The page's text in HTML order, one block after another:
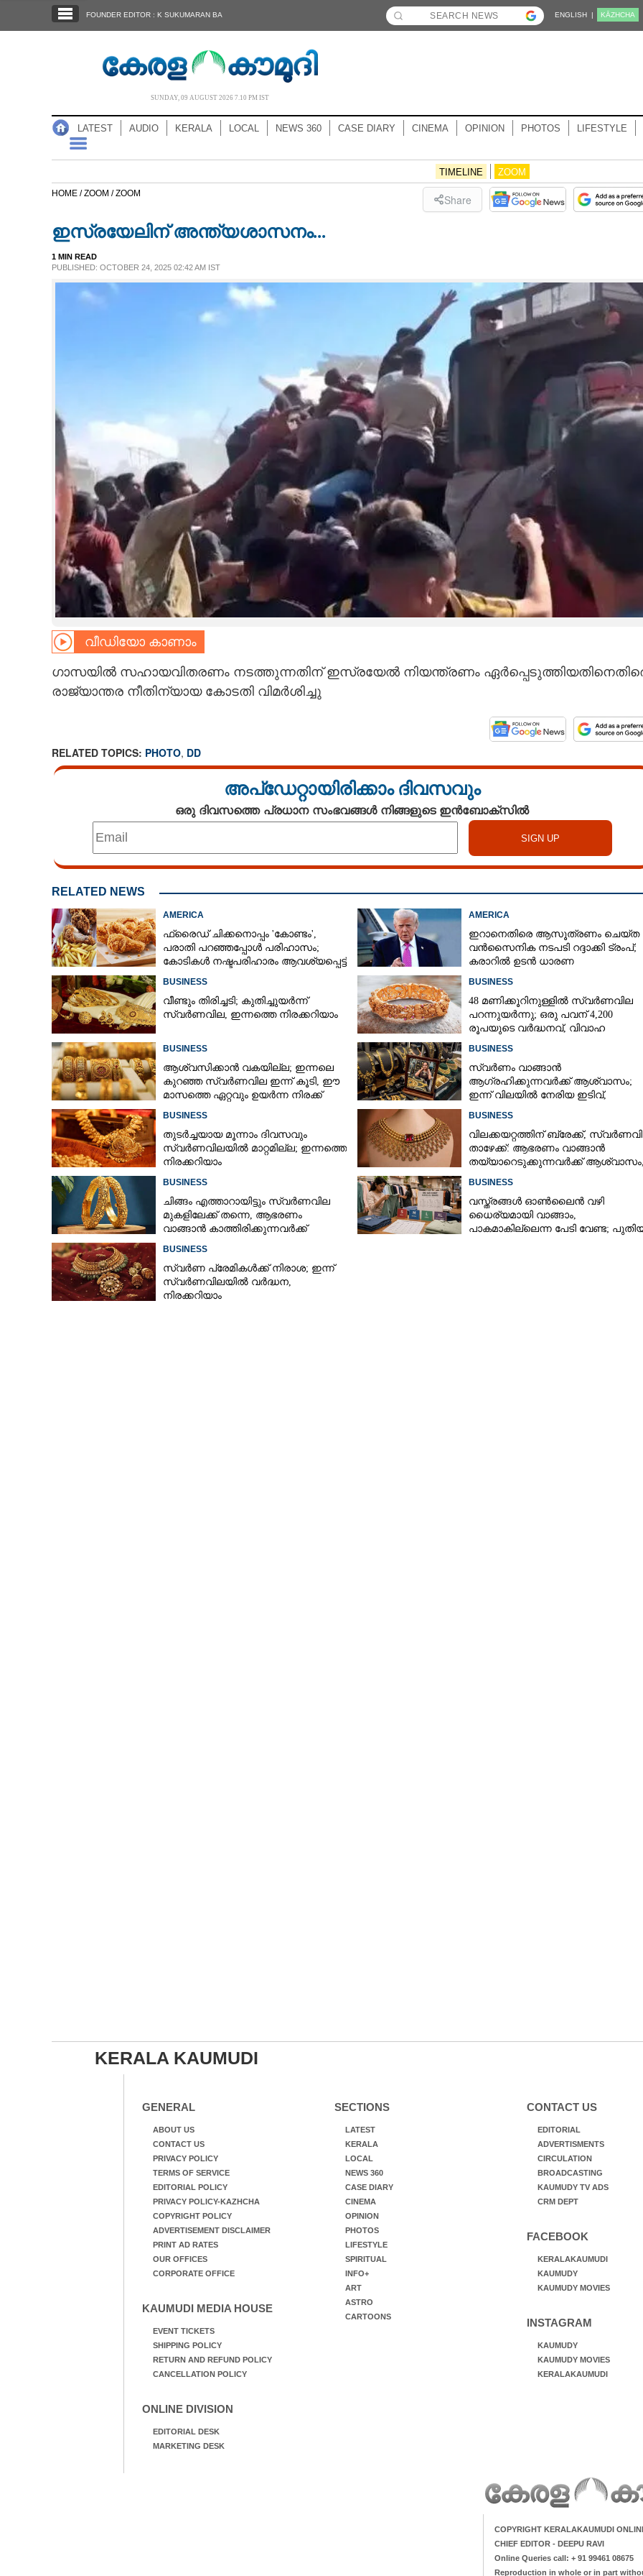
NOTIFIED NEWS
CARTOONS
FOUNDER EDITOR : K SUKUMARAN BA ENGLISH | KĀZHCHA
SUNDAY, 09 AUGUST 2026 7.10 PM IST
LATEST AUDIO KERALA LOCAL NEWS 360 CASE DIARY CINEMA OPINION PHOTOS LIFESTYLE
TIMELINE ZOOM
HOME /ZOOM /ZOOM Share
ഇസ്രയേലിന് അന്ത്യശാസനം...
1 MIN READ
PUBLISHED: OCTOBER 24, 2025 02:42 AM IST
വീഡിയോ കാണാം
ഗാസയിൽ സഹായവിതരണം നടത്തുന്നതിന് ഇസ്രയേൽ നിയന്ത്രണം
രാജ്യാന്തര നീതിന്യായ കോടതി വിമർശിച്ചു
RELATED TOPICS: PHOTO, DD
അപ്ഡേറ്റായിരിക്കാം ദിവസവും
ഒരു ദിവസത്തെ പ്രധാന സംഭവങ്ങൾ നിങ്ങളുടെ ഇൻബോക്സിൽ
RELATED NEWS
AMERICA
ഫ്രൈഡ് ചിക്കനൊപ്പം 'കോണ്ടം',​
പരാതി പറഞ്ഞപ്പോൾ പരിഹാസം;
കോടികൾ നഷ്ടപരിഹാരം ആവശ്യപ്പെട്ട്
AMERICA
ഇറാനെതിരെ ആസൂത്രണം ചെയ്‌ത
വൻസൈനിക നടപടി റദ്ദാക്കി ട്രംപ്;
കരാറിൽ ഉടൻ ധാരണ
BUSINESS
വീണ്ടും തിരിച്ചടി; കുതിച്ചുയർന്ന്
സ്വർണവില, ഇന്നത്തെ നിരക്കറിയാം
BUSINESS
48 മണിക്കൂറിനുള്ളിൽ സ്വർണവില
പറന്നുയർന്നു; ഒരു പവന് 4,200
രൂപയുടെ വർദ്ധനവ്, വിവാഹ
BUSINESS
ആശ്വസിക്കാൻ വകയില്ല; ഇന്നലെ
കുറഞ്ഞ സ്വർണവില ഇന്ന് കൂടി, ഈ
മാസത്തെ ഏറ്റവും ഉയർന്ന നിരക്ക്
BUSINESS
സ്വർണം വാങ്ങാൻ
ആഗ്രഹിക്കുന്നവർക്ക് ആശ്വാസം;
ഇന്ന് വിലയിൽ നേരിയ ഇടിവ്,
BUSINESS
തുടർച്ചയായ മൂന്നാം ദിവസവും
സ്വർണവിലയിൽ മാറ്റമില്ല; ഇന്നത്തെ
നിരക്കറിയാം
BUSINESS
വിലക്കയറ്റത്തിന് ബ്രേക്ക്,
താഴേക്ക്: ആഭരണം വാങ്ങാൻ
തയ്യാറെടുക്കുന്നവർക്ക്
BUSINESS
ചിങ്ങം എത്താറായിട്ടും സ്വർണവില
മുകളിലേക്ക് തന്നെ,​ ആഭരണം
വാങ്ങാൻ കാത്തിരിക്കുന്നവർക്ക്
BUSINESS
വസ്ത്രങ്ങൾ ഓൺലൈൻ വഴി
ധൈര്യമായി വാങ്ങാം,​
പാകമാകില്ലെന്ന പേടി വേണ്ട;
BUSINESS
സ്വർണ പ്രേമികൾക്ക് നിരാശ; ഇന്ന്
സ്വർണവിലയിൽ വർദ്ധന,
നിരക്കറിയാം
KERALA KAUMUDI
GENERAL
ABOUT US
CONTACT US
PRIVACY POLICY
TERMS OF SERVICE
EDITORIAL POLICY
PRIVACY POLICY-KAZHCHA
COPYRIGHT POLICY
ADVERTISEMENT DISCLAIMER
PRINT AD RATES
OUR OFFICES
CORPORATE OFFICE
KAUMUDI MEDIA HOUSE
EVENT TICKETS
SHIPPING POLICY
RETURN AND REFUND POLICY
CANCELLATION POLICY
ONLINE DIVISION
EDITORIAL DESK
MARKETING DESK
SECTIONS
LATEST
KERALA
LOCAL
NEWS 360
CASE DIARY
CINEMA
OPINION
PHOTOS
LIFESTYLE
SPIRITUAL
INFO+
ART
ASTRO
CARTOONS
CONTACT US
EDITORIAL
ADVERTISMENTS
CIRCULATION
BROADCASTING
KAUMUDY TV ADS
CRM DEPT
FACEBOOK
KERALAKAUMUDI
KAUMUDY
KAUMUDY MOVIES
INSTAGRAM
KAUMUDY
KAUMUDY MOVIES
KERALAKAUMUDI
COPYRIGHT KERALAKAUMUDI
CHIEF EDITOR - DEEPU RAVI
Online Queries call: + 91 99461 08675
Reproduction in whole or in part